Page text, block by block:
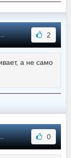
2
а не само
0